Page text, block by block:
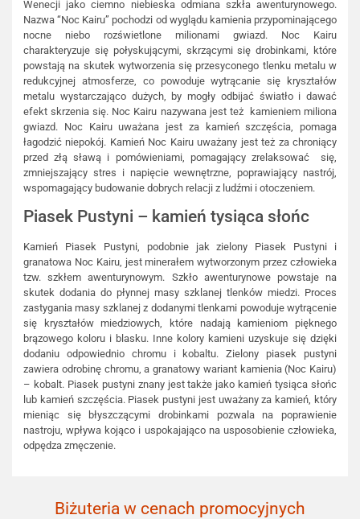
Wenecji jako ciemno niebieska odmiana szkła awenturynowego.
Nazwa “Noc Kairu” pochodzi od wyglądu kamienia przypominającego
nocne niebo rozświetlone milionami gwiazd. Noc Kairu
charakteryzuje się połyskującymi, skrzącymi się drobinkami, które
powstają na skutek wytworzenia się przesyconego tlenku metalu w
redukcyjnej atmosferze, co powoduje wytrącanie się kryształów
metalu wystarczająco dużych, by mogły odbijać światło i dawać
efekt skrzenia się. Noc Kairu nazywana jest też kamieniem miliona
gwiazd. Noc Kairu uważana jest za kamień szczęścia, pomaga
łagodzić niepokój. Kamień Noc Kairu uważany jest też za chroniący
przed złą sławą i pomówieniami, pomagający zrelaksować się,
zmniejszający stres i napięcie wewnętrzne, poprawiający nastrój,
wspomagający budowanie dobrych relacji z ludźmi i otoczeniem.
Piasek Pustyni – kamień tysiąca słońc
Kamień Piasek Pustyni, podobnie jak zielony Piasek Pustyni i
granatowa Noc Kairu, jest minerałem wytworzonym przez człowieka
tzw. szkłem awenturynowym. Szkło awenturynowe powstaje na
skutek dodania do płynnej masy szklanej tlenków miedzi. Proces
zastygania masy szklanej z dodanymi tlenkami powoduje wytrącenie
się kryształów miedziowych, które nadają kamieniom pięknego
brązowego koloru i blasku. Inne kolory kamieni uzyskuje się dzięki
dodaniu odpowiednio chromu i kobaltu. Zielony piasek pustyni
zawiera odrobinę chromu, a granatowy wariant kamienia (Noc Kairu)
– kobalt. Piasek pustyni znany jest także jako kamień tysiąca słońc
lub kamień szczęścia. Piasek pustyni jest uważany za kamień, który
mieniąc się błyszczącymi drobinkami pozwala na poprawienie
nastroju, wpływa kojąco i uspokajająco na usposobienie człowieka,
odpędza zmęczenie.
Biżuteria w cenach promocyjnych